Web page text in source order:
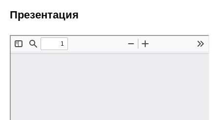
Научные труды
О журнале
Презентация